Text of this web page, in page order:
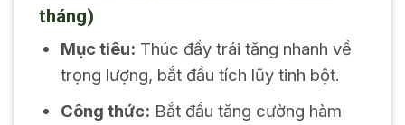
tháng)
Mục tiêu: Thúc đẩy trái tăng nhanh về
trọng lượng, bắt đầu tích lũy tinh bột.
Công thức: Bắt đầu tăng cường hàm